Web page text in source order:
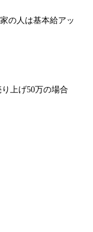
の人は基本給アッ
上げ50万の場合